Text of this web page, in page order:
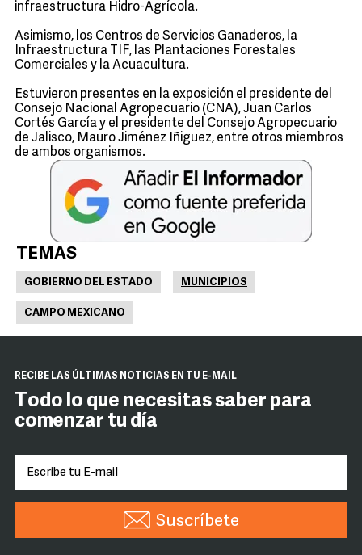
infraestructura Hidro-Agrícola.
Asimismo, los Centros de Servicios Ganaderos, la
Infraestructura TIF, las Plantaciones Forestales
Comerciales y la Acuacultura.
Estuvieron presentes en la exposición el presidente del
Consejo Nacional Agropecuario (CNA), Juan Carlos
Cortés García y el presidente del Consejo Agropecuario
de Jalisco, Mauro Jiménez Iñiguez, entre otros miembros
de ambos organismos.
TEMAS
GOBIERNO DEL ESTADO MUNICIPIOS
CAMPO MEXICANO
RECIBE LAS ÚLTIMAS NOTICIAS EN TU E-MAIL
Todo lo que necesitas saber para
comenzar tu día
Suscríbete